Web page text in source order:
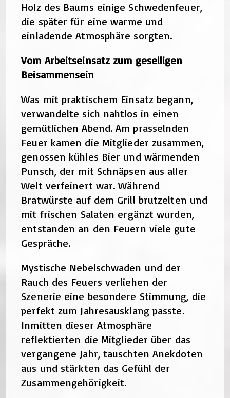
Holz des Baums einige Schwedenfeuer,
die später für eine warme und
einladende Atmosphäre sorgten.
Vom Arbeitseinsatz zum geselligen
Beisammensein
Was mit praktischem Einsatz begann,
verwandelte sich nahtlos in einen
gemütlichen Abend. Am prasselnden
Feuer kamen die Mitglieder zusammen,
genossen kühles Bier und wärmenden
Punsch, der mit Schnäpsen aus aller
Welt verfeinert war. Während
Bratwürste auf dem Grill brutzelten und
mit frischen Salaten ergänzt wurden,
entstanden an den Feuern viele gute
Gespräche.
Mystische Nebelschwaden und der
Rauch des Feuers verliehen der
Szenerie eine besondere Stimmung, die
perfekt zum Jahresausklang passte.
Inmitten dieser Atmosphäre
reflektierten die Mitglieder über das
vergangene Jahr, tauschten Anekdoten
aus und stärkten das Gefühl der
Zusammengehörigkeit.